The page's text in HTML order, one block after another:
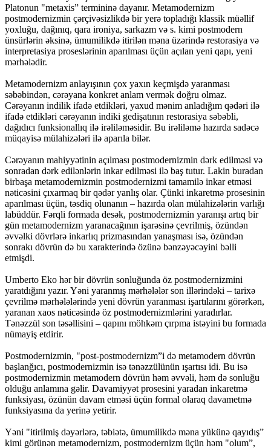
Platonun "metaxis” termininə dayanır. Metamodernizm
postmodernizmin çərçivəsizlikdə bir yerə topladığı klassik müəllif
yoxluğu, dağınıq, qara ironiya, sarkazm və s. kimi postmodern
ünsürlərin əksinə, ümumilikdə itirilən məna üzərində restorasiya və
interpretasiya proseslərinin aparılması üçün açılan yeni qapı, yeni
mərhələdir.
Metamodernizm anlayışının çox yaxın keçmişdə yaranması
səbəbindən, cərəyana konkret anlam vermək doğru olmaz.
Cərəyanın indilik ifadə etdikləri, yaxud mənim anladığım qədəri ilə
ifadə etdikləri cərəyanın indiki gedişatının restorasiya səbəbli,
dağıdıcı funksionallıq ilə irəliləməsidir. Bu irəliləmə hazırda sadəcə
müqayisə mülahizələri ilə aparıla bilər.
Cərəyanın mahiyyətinin açılması postmodernizmin dərk edilməsi və
sonradan dərk edilənlərin inkar edilməsi ilə baş tutur. Lakin buradan
birbaşa metamodernizmin postmodernizmi tamamilə inkar etməsi
nəticəsini çıxarmaq bir qədər yanlış olar. Çünki inkaretmə prosesinin
aparılması üçün, təsdiq olunanın – hazırda olan mülahizələrin varlığı
labüddür. Fərqli formada desək, postmodernizmin yaranışı artıq bir
gün metamodernizm yaranacağının işarəsinə çevrilmiş, özündən
əvvəlki dövrlərə inkarlıq prizmasından yanaşması isə, özündən
sonrakı dövrün də bu xarakterində özünə bənzəyəcəyini bəlli
etmişdi.
Umberto Eko hər bir dövrün sonluğunda öz postmodernizmini
yaratdığını yazır. Yəni yaranmış mərhələlər son illərindəki – tarixə
çevrilmə mərhələlərində yeni dövrün yaranması işartılarını görərkən,
yaranan xaos nəticəsində öz postmodernizmlərini yaradırlar.
Tənəzzül son təsəllisini – qapını möhkəm çırpma istəyini bu formada
nümayiş etdirir.
Postmodernizmin, "post-postmodernizm”i də metamodern dövrün
başlanğıcı, postmodernizmin isə tənəzzülünün ışartısı idi. Bu isə
postmodernizmin metamodern dövrün həm əvvəli, həm də sonluğu
olduğu anlamına gəlir. Davamiyyət prosesini yaradan inkaretmə
funksiyası, özünün davam etməsi üçün formal olaraq davametmə
funksiyasına da yerinə yetirir.
Yəni "itirilmiş dəyərlərə, təbiətə, ümumilikdə məna yükünə qayıdış”
kimi görünən metamodernizm, postmodernizm üçün həm "olum”,